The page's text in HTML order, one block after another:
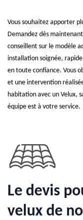
Vous souhaitez apporter
Demandez dès
conseillent sur le modèle
installation soignée,
en toute confiance. Vous
et une intervention
habitation avec un Velux,
équipe est à votre service.
Le devis
velux de